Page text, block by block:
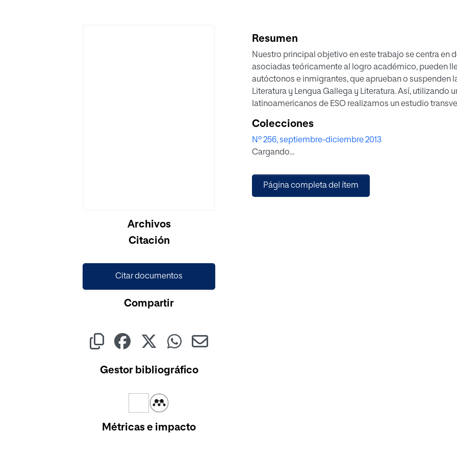
Archivos
Citación
Citar documentos
Compartir
Gestor bibliográfico
Métricas e impacto
Resumen
Nuestro principal objetivo en este trabajo se centra en
asociadas teóricamente al logro académico, pueden
autóctonos e inmigrantes, que aprueban o suspenden
Literatura y Lengua Gallega y Literatura. Así, utilizando
latinoamericanos de ESO realizamos un estudio
cabo un análisis discriminante de inclusión por pasos
Encontramos diferencias significativas en los
procedencia y en relación con lasmaterias de lengua
aprobados en ambas materias se establece en el
aula para los aprobados y, para los suspensos, en los
Colecciones
Nº 256, septiembre-diciembre 2013
Cargando...
Página completa del ítem